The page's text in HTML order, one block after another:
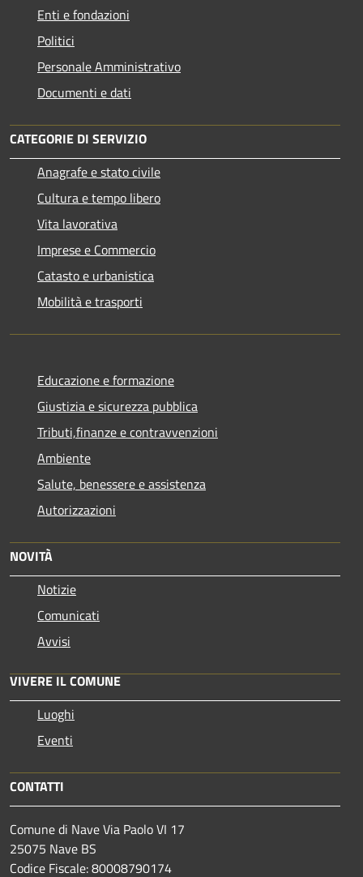
Enti e fondazioni
Politici
Personale Amministrativo
Documenti e dati
CATEGORIE DI SERVIZIO
Anagrafe e stato civile
Cultura e tempo libero
Vita lavorativa
Imprese e Commercio
Catasto e urbanistica
Mobilità e trasporti
Educazione e formazione
Giustizia e sicurezza pubblica
Tributi,finanze e contravvenzioni
Ambiente
Salute, benessere e assistenza
Autorizzazioni
NOVITÀ
Notizie
Comunicati
Avvisi
VIVERE IL COMUNE
Luoghi
Eventi
CONTATTI
Comune di Nave Via Paolo VI 17
25075 Nave BS
Codice Fiscale: 80008790174